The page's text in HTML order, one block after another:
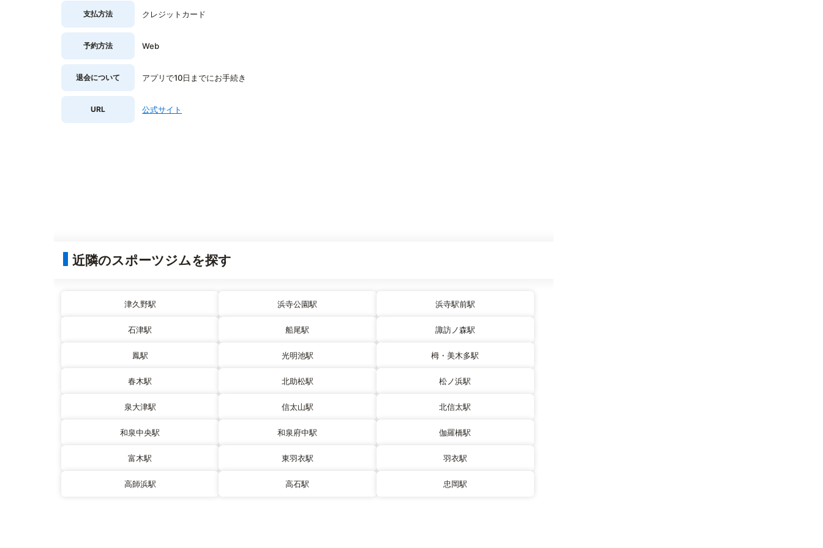
支払方法 クレジットカード
予約方法 Web
退会について アプリで10日までにお手続き
URL 公式サイト
近隣のスポーツジムを探す
津久野駅 浜寺公園駅 浜寺駅前駅
石津駅 船尾駅 諏訪ノ森駅
鳳駅 光明池駅 栂・美木多駅
春木駅 北助松駅 松ノ浜駅
泉大津駅 信太山駅 北信太駅
和泉中央駅 和泉府中駅 伽羅橋駅
富木駅 東羽衣駅 羽衣駅
高師浜駅 高石駅 忠岡駅